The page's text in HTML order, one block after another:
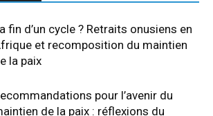
fin d’un cycle ? Retraits onusiens en
et recomposition du maintien
la paix
pour l’avenir du
de la paix : réflexions du